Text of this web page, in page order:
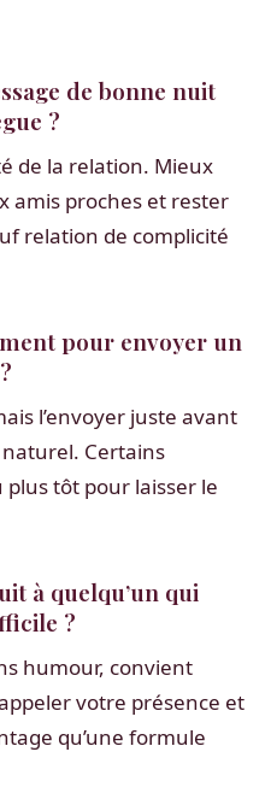
de bonne nuit
?
de la relation. Mieux
amis proches et rester
relation de complicité
pour envoyer un
l’envoyer juste avant
naturel. Certains
tôt pour laisser le
à quelqu’un qui
?
humour, convient
votre présence et
qu’une formule